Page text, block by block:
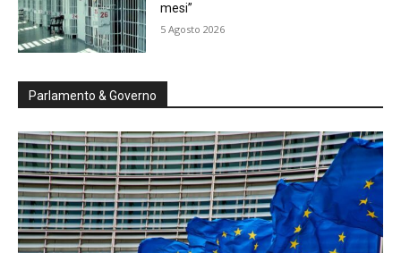
mesi”
5 Agosto 2026
Parlamento & Governo